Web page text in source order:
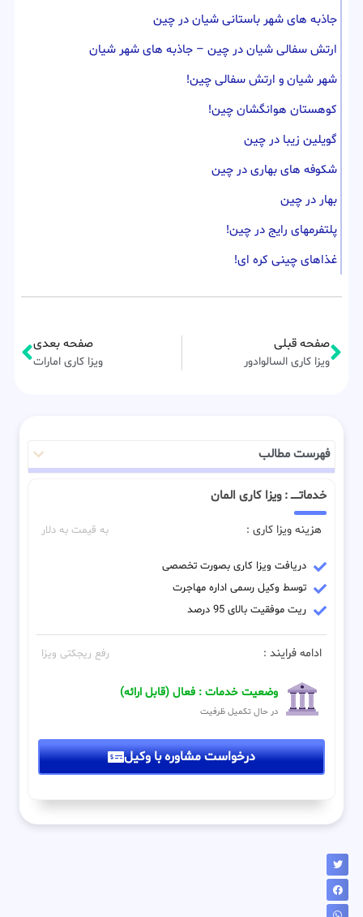
جاذبه های شهر باستانی شیان در چین
ارتش سفالی شیان در چین – جاذبه های شهر شیان
شهر شیان و ارتش سفالی چین!
کوهستان هوانگشان چین!
گویلین زیبا در چین
شکوفه های بهاری در چین
بهار در چین
پلتفرمهای رایج در چین!
غذاهای چینی کره ای!
صفحه قبلی
ویزا کاری السالوادور
صفحه بعدی
ویزا کاری امارات
فهرست مطالب
خدماتـــــ : ویزا کاری المان
هزینه ویزا کاری : به قیمت به دلار
دریافت ویزا کاری بصورت تخصصی
توسط وکیل رسمی اداره مهاجرت
ریت موفقیت بالای 95 درصد
ادامه فرایند : رفع ریجکتی ویزا
وضعیت خدمات : فعال (قابل ارائه)
در حال تکمیل ظرفیت
درخواست مشاوره با وکیل